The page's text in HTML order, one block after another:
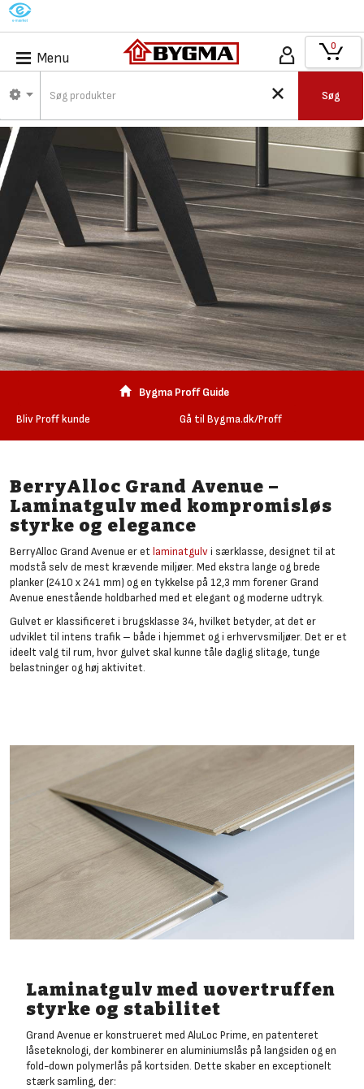
M
Menu
Søg
0
Bygma Proff Guide
Bliv Proff kunde
Gå til Bygma.dk/Proff
BerryAlloc Grand Avenue –
Laminatgulv med kompromisløs
styrke og elegance
BerryAlloc Grand Avenue er etlaminatgulvi særklasse, designet til at
modstå selv de mest krævende miljøer. Med ekstra lange og brede
planker (2410 x 241 mm) og en tykkelse på 12,3 mm forener Grand
Avenue enestående holdbarhed med et elegant og moderne udtryk.
Gulvet er klassificeret i brugsklasse 34, hvilket betyder, at det er
udviklet til intens trafik – både i hjemmet og i erhvervsmiljøer. Det er et
ideelt valg til rum, hvor gulvet skal kunne tåle daglig slitage, tunge
belastninger og høj aktivitet.
Laminatgulv med uovertruffen
styrke og stabilitet
Grand Avenue er konstrueret med AluLoc Prime, en patenteret
låseteknologi, der kombinerer en aluminiumslås på langsiden og en
fold-down polymerlås på kortsiden. Dette skaber en exceptionelt
stærk samling, der: